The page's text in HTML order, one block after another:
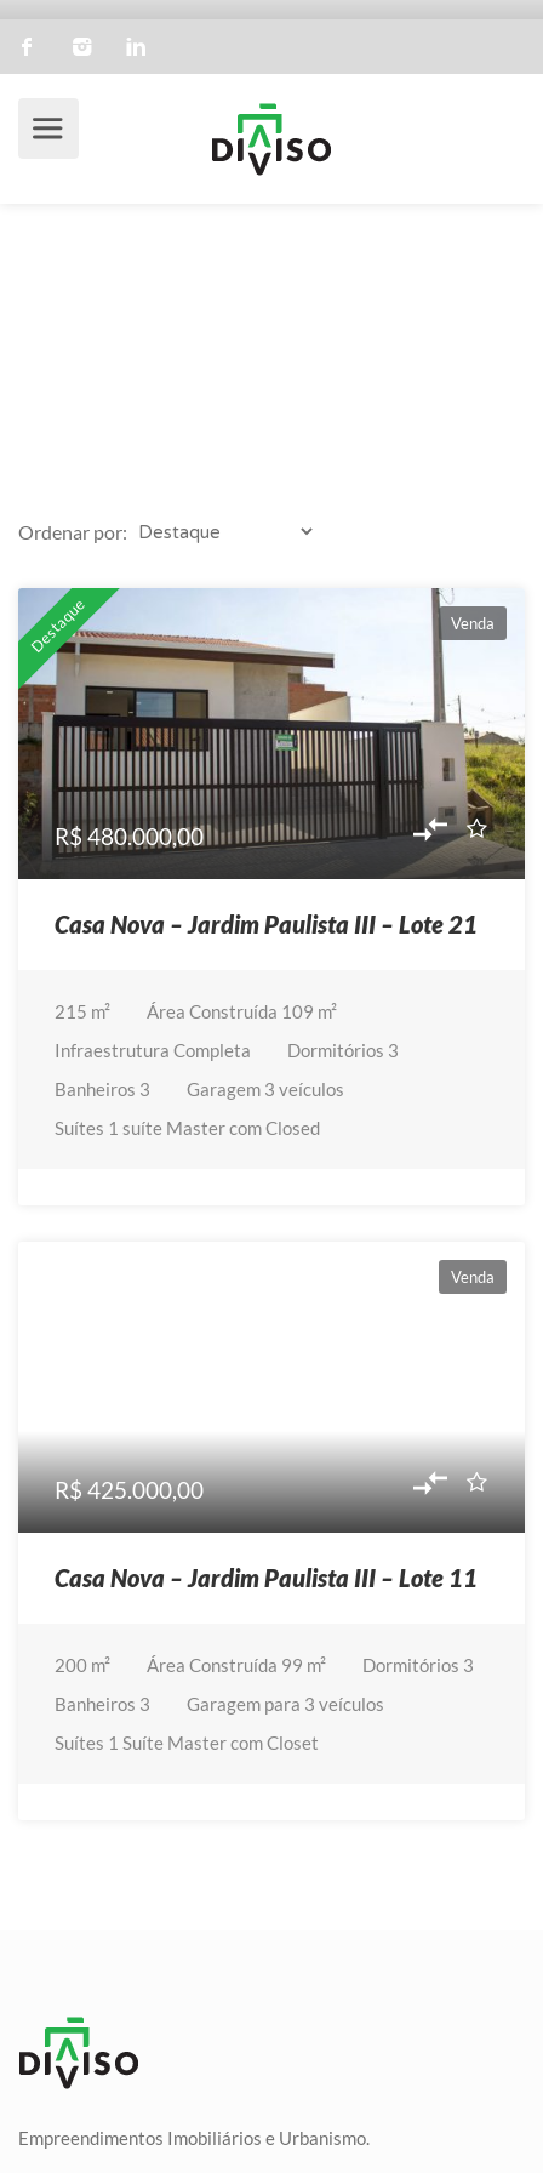
Ordenar por:
Destaque Venda
R$ 480.000,00
Casa Nova – Jardim Paulista III – Lote 21
215 m² Área Construída 109 m²
Infraestrutura Completa Dormitórios 3
Banheiros 3 Garagem 3 veículos
Suítes 1 suíte Master com Closed
Venda
R$ 425.000,00
Casa Nova – Jardim Paulista III – Lote 11
200 m² Área Construída 99 m² Dormitórios 3
Banheiros 3 Garagem para 3 veículos
Suítes 1 Suíte Master com Closet
Empreendimentos Imobiliários e Urbanismo.